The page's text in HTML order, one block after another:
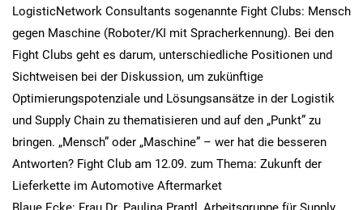
LogisticNetwork Consultants sogenannte Fight Clubs: Mensch
gegen Maschine (Roboter/KI mit Spracherkennung). Bei den
Fight Clubs geht es darum, unterschiedliche Positionen und
Sichtweisen bei der Diskussion, um zukünftige
Optimierungspotenziale und Lösungsansätze in der Logistik
und Supply Chain zu thematisieren und auf den „Punkt” zu
bringen. „Mensch” oder „Maschine” – wer hat die besseren
Antworten? Fight Club am 12.09. zum Thema: Zukunft der
Lieferkette im Automotive Aftermarket